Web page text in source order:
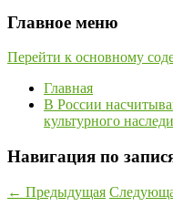
Главное меню
Перейти к основному
Главная
В России
культурного
Навигация по
← Предыдущая